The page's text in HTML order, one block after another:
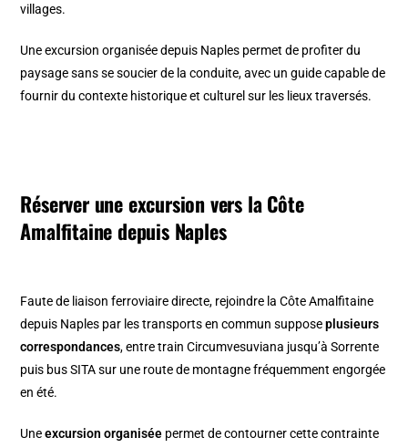
villages.
Une excursion organisée depuis Naples permet de profiter du
paysage sans se soucier de la conduite, avec un guide capable de
fournir du contexte historique et culturel sur les lieux traversés.
Réserver une excursion vers la Côte
Amalfitaine depuis Naples
Faute de liaison ferroviaire directe, rejoindre la Côte Amalfitaine
depuis Naples par les transports en commun supposeplusieurs
correspondances, entre train Circumvesuviana jusqu’à Sorrente
puis bus SITA sur une route de montagne fréquemment engorgée
en été.
Uneexcursion organisée permet de contourner cette contrainte